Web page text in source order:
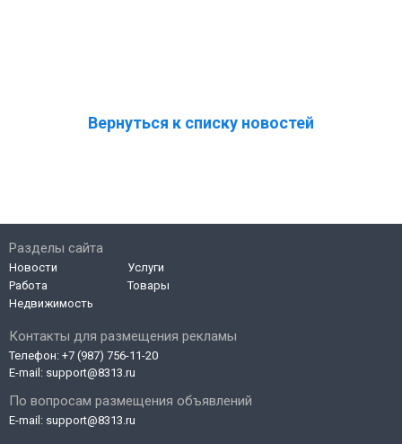
Вернуться к списку новостей
Контакты для размещения рекламы
Телефон: +7 (987) 756-11-20
E-mail: support@8313.ru
По вопросам размещения объявлений
E-mail: support@8313.ru
Разделы сайта
Новости
Работа
Недвижимость
Услуги
Товары